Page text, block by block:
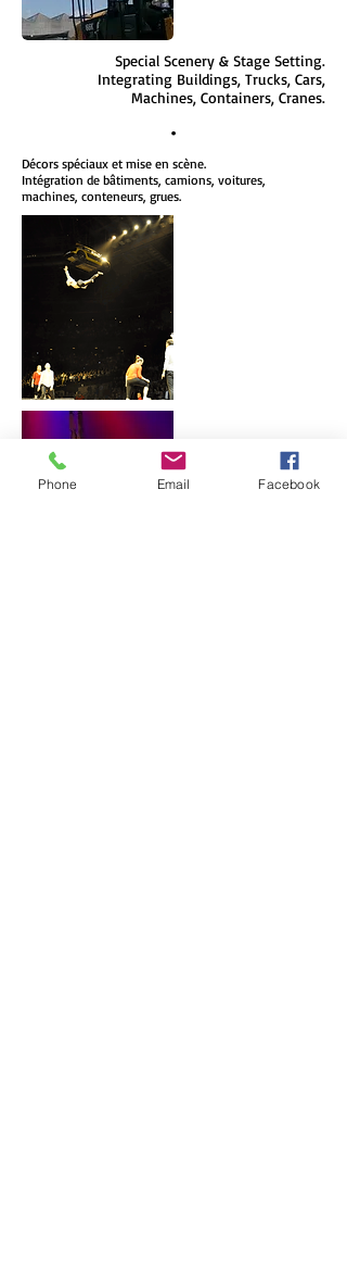
Special Scenery & Stage Setting.
Integrating Buildings, Trucks, Cars,
Machines, Containers, Cranes.
•
Décors spéciaux et mise en scène.
Intégration de bâtiments, camions, voitures,
machines, conteneurs, grues.
Phone Email Facebook